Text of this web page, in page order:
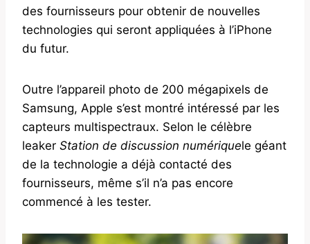
des fournisseurs pour obtenir de nouvelles
technologies qui seront appliquées à l’iPhone
du futur.
Outre l’appareil photo de 200 mégapixels de
Samsung, Apple s’est montré intéressé par les
capteurs multispectraux. Selon le célèbre
leaker Station de discussion numériquele géant
de la technologie a déjà contacté des
fournisseurs, même s’il n’a pas encore
commencé à les tester.